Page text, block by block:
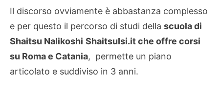
Il discorso ovviamente è abbastanza complesso
e per questo il percorso di studi della scuola di
Shaitsu Nalikoshi ShaitsuIsi.it che offre corsi
su Roma e Catania, permette un piano
articolato e suddiviso in 3 anni.